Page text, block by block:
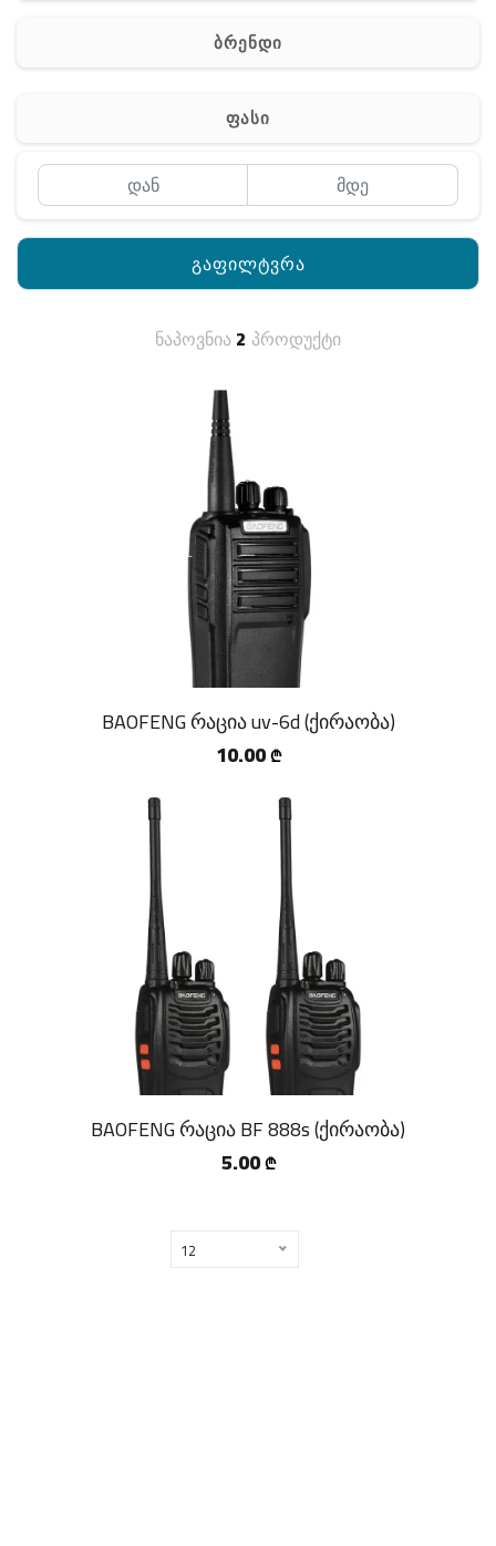
რაცია
ბრენდი
ფასი
გაფილტვრა
ნაპოვნია2 პროდუქტი
BAOFENG რაცია uv-6d (ქირაობა)
10.00 ₾
BAOFENG რაცია BF 888s (ქირაობა)
5.00 ₾
12